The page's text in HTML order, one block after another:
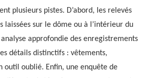
plusieurs pistes. D’abord, les relevés
laissées sur le dôme ou à l’intérieur du
approfondie des enregistrements
détails distinctifs : vêtements,
outil oublié. Enfin, une enquête de